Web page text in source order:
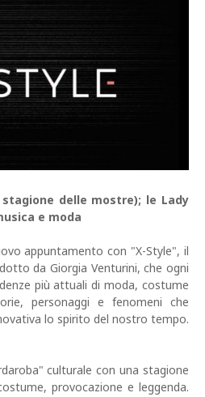
delle mostre); le Lady
e moda
appuntamento con "X-Style", il
da Giorgia Venturini, che ogni
più attuali di moda, costume
personaggi e fenomeni che
lo spirito del nostro tempo.
culturale con una stagione
provocazione e leggenda.